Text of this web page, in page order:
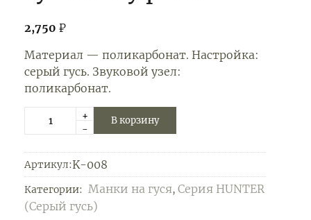
2,750 ₽
Материал — поликарбонат. Настройка:
серый гусь. Звуковой узел:
поликарбонат.
+
-
В корзину
Артикул:K-008
Категории: Манки на гуся, Серия HUNTER
(Серый гусь)